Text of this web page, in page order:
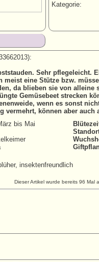
Kategorie:
Sehr pflegeleicht.
meist eine Stütze bzw.
da blieben sie von alleine
Gemüsebeet strecken
wenn es sonst
vermehrt, können aber auch
bis Mai
insektenfreundlich
Dieser Artikel wurde bereits 96 Mal